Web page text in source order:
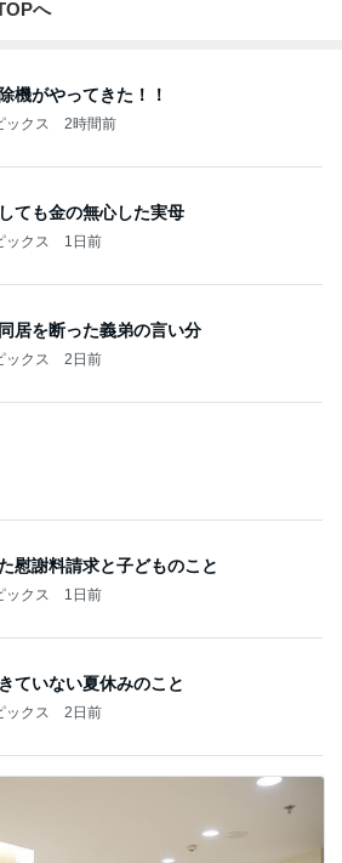
夫 コスパ最強の店で昼食
しが入っているおかき
を言わず口をつぐむ義母
イン